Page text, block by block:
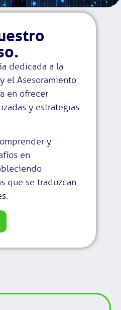
dedicada a la
el Asesoramiento
en ofrecer
y estrategias
y
en
que se traduzcan